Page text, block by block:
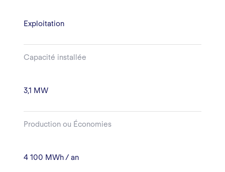
Exploitation
Capacité installée
3,1 MW
Production ou Économies
4 100 MWh / an